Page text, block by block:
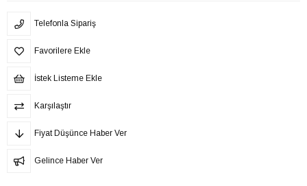
Telefonla Sipariş
Favorilere Ekle
İstek Listeme Ekle
Karşılaştır
Fiyat Düşünce Haber Ver
Gelince Haber Ver